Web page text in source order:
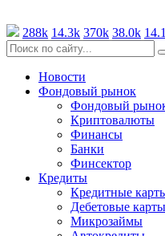
288k 14.3k 370k 38.0k
Новости
Фондовый рынок
Фондовый
Криптовалюты
Финансы
Банки
Финсектор
Кредиты
Кредитные
Дебетовые карты
Микрозаймы